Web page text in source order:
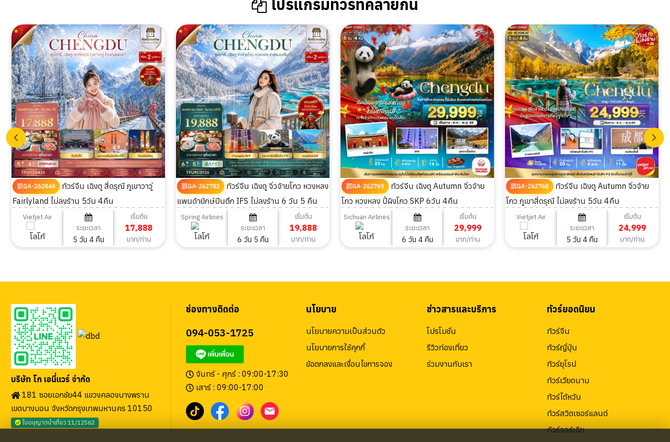
โปรแกรมทัวร์ที่คล้ายกัน
GA-262844
ทัวร์จีน เฉิงตู สี่ดรุณี ภูเขาวาวู่
Fairlyland ไม่ลงร้าน 5วัน 4คืน
Vietjet Air
ระยะเวลา
5 วัน 4 คืน
เริ่มต้น
17,888
บาท/ท่าน
GA-262783
ทัวร์จีน เฉิงตู จิ่วจ้ายโกว หวงหลง
แพนด้ายักษ์ปีนตึก IFS ไม่ลงร้าน 6 วัน 5 คืน
Spring Airlines
ระยะเวลา
6 วัน 5 คืน
เริ่มต้น
19,888
บาท/ท่าน
GA-262769
ทัวร์จีน เฉิงตู Autumn จิ่วจ้าย
โกว หวงหลง ปี้ผิงโกว SKP 6วัน 4คืน
Sichuan Airlines
ระยะเวลา
6 วัน 4 คืน
เริ่มต้น
29,999
บาท/ท่าน
GA-262768
ทัวร์จีน เฉิงตู Autumn จิ่วจ้าย
โกว ภูเขาสี่ดรุณี ไม่ลงร้าน 5วัน 4คืน
Vietjet Air
ระยะเวลา
5 วัน 4 คืน
เริ่มต้น
24,999
บาท/ท่าน
บริษัท โก เอนี่แวร์ จำกัด
181 ซอยเอกชัย44 แขวงคลองบางพราน
เขตบางบอน จังหวัดกรุงเทพมหานคร 10150
ใบอนุญาตนำเที่ยว 11/12562
ช่องทางติดต่อ
094-053-1725
จันทร์ - ศุกร์ : 09:00-17:30
เสาร์ : 09:00-17:00
นโยบาย
นโยบายความเป็นส่วนตัว
นโยบายการใช้คุกกี้
ข้อตกลงและเงื่อนไขการจอง
ข่าวสารและบริการ
โปรโมชั่น
รีวิวท่องเที่ยว
ร่วมงานกับเรา
ทัวร์ยอดนิยม
ทัวร์จีน
ทัวร์ญี่ปุ่น
ทัวร์ยุโรป
ทัวร์เวียดนาม
ทัวร์ไต้หวัน
ทัวร์สวิตเซอร์แลนด์
ทัวร์จอร์เจีย